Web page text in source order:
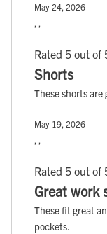
May 24, 2026
Rated 5 out of
Shorts
These shorts are
May 19, 2026
Rated 5 out of
Great work
These fit great
pockets.